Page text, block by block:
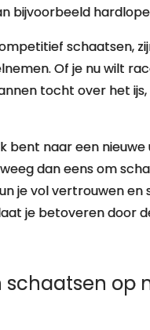
bijvoorbeeld
schaatsen,
Of je nu wilt
tocht over het
bent naar een
dan eens om
je vol vertrouwen en
je betoveren door
schaatsen op